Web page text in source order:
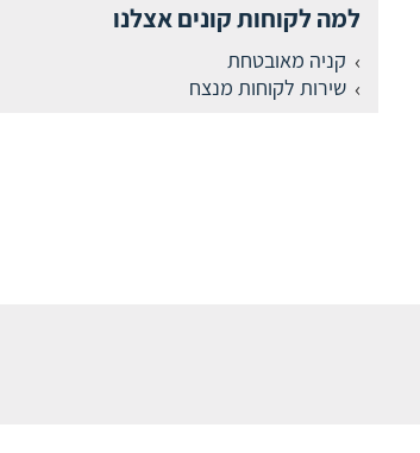
למה לקוחות קונים אצלנו
קניה מאובטחת
שירות לקוחות מנצח